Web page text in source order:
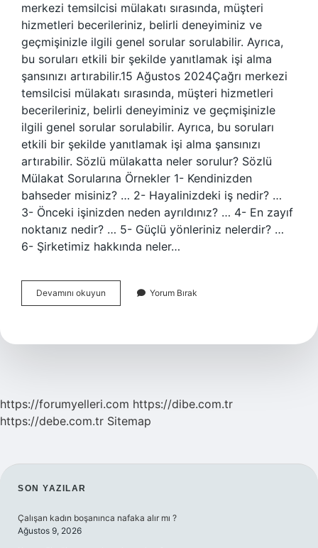
merkezi temsilcisi mülakatı sırasında, müşteri
hizmetleri becerileriniz, belirli deneyiminiz ve
geçmişinizle ilgili genel sorular sorulabilir. Ayrıca,
bu soruları etkili bir şekilde yanıtlamak işi alma
şansınızı artırabilir.15 Ağustos 2024Çağrı merkezi
temsilcisi mülakatı sırasında, müşteri hizmetleri
becerileriniz, belirli deneyiminiz ve geçmişinizle
ilgili genel sorular sorulabilir. Ayrıca, bu soruları
etkili bir şekilde yanıtlamak işi alma şansınızı
artırabilir. Sözlü mülakatta neler sorulur? Sözlü
Mülakat Sorularına Örnekler 1- Kendinizden
bahseder misiniz? … 2- Hayalinizdeki iş nedir? …
3- Önceki işinizden neden ayrıldınız? … 4- En zayıf
noktanız nedir? … 5- Güçlü yönleriniz nelerdir? …
6- Şirketimiz hakkında neler…
Devamını okuyun
Merkezi
Mı
Yorum Bırak
https://forumyelleri.com https://dibe.com.tr
https://debe.com.tr Sitemap
SIDEBAR
SON YAZILAR
Çalışan kadın boşanınca nafaka alır mı ?
Ağustos 9, 2026